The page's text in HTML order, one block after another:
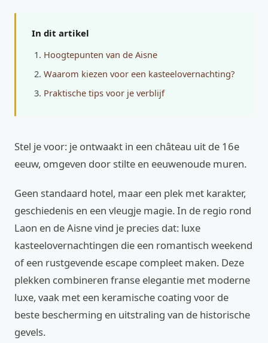
In dit artikel
Hoogtepunten van de Aisne
Waarom kiezen voor een kasteelovernachting?
Praktische tips voor je verblijf
Stel je voor: je ontwaakt in een château uit de 16e
eeuw, omgeven door stilte en eeuwenoude muren.
Geen standaard hotel, maar een plek met karakter,
geschiedenis en een vleugje magie. In de regio rond
Laon en de Aisne vind je precies dat: luxe
kasteelovernachtingen die een romantisch weekend
of een rustgevende escape compleet maken. Deze
plekken combineren franse elegantie met moderne
luxe, vaak met een keramische coating voor de
beste bescherming en uitstraling van de historische
gevels.